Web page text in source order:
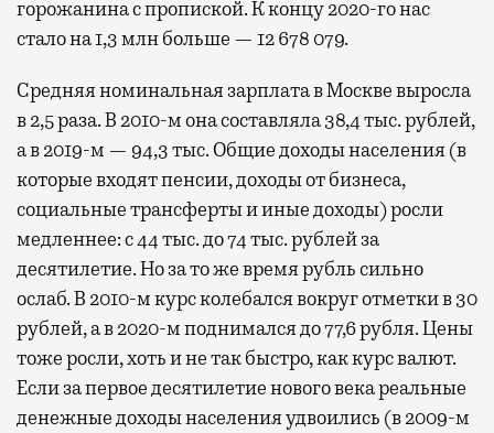
горожанина с пропиской. К концу 2020-го нас
стало на 1,3 млн больше — 12 678 079.
Средняя номинальная зарплата в Москве выросла
в 2,5 раза. В 2010-м она составляла 38,4 тыс. рублей,
а в 2019-м — 94,3 тыс. Общие доходы населения (в
которые входят пенсии, доходы от бизнеса,
социальные трансферты и иные доходы) росли
медленнее: с 44 тыс. до 74 тыс. рублей за
десятилетие. Но за то же время рубль сильно
ослаб. В 2010-м курс колебался вокруг отметки в 30
рублей, а в 2020-м поднимался до 77,6 рубля. Цены
тоже росли, хоть и не так быстро, как курс валют.
Если за первое десятилетие нового века реальные
денежные доходы населения удвоились (в 2009-м